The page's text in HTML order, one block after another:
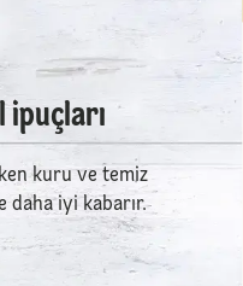
ipuçları
kuru ve temiz
daha iyi kabarır.